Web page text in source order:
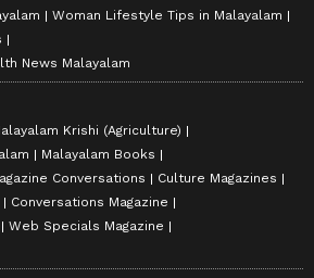
Woman Lifestyle Tips in Malayalam
News Malayalam
Krishi (Agriculture)
Malayalam Books
Conversations
Culture Magazines
Conversations Magazine
Web Specials Magazine